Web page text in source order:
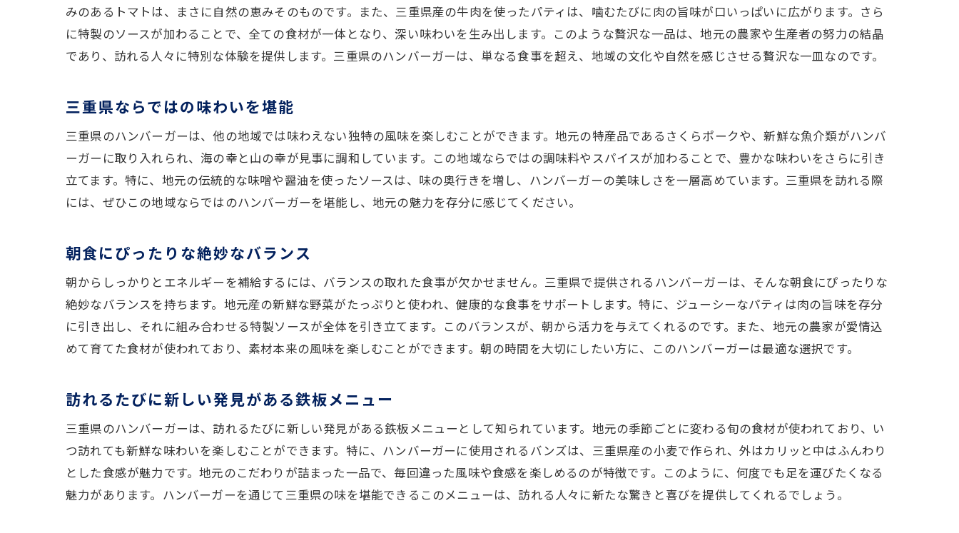
季節ごとの旬の食材を取り入れたメニュー
一度食べたら忘れられない風味の秘密
三重県の風景とともに楽しむ朝食体験
忙しい朝に嬉しい手軽さと満足感
ヘルシーで栄養豊富な地元食材の魅力
肉汁あふれるパティが醍醐味
シンプルだからこそ美味しい、究極の朝食
地元産の野菜と肉の絶妙なハーモニー
子供から大人まで楽しめる優しい味わい
特製ソースが引き立てる三重県ハンバーガーの美味しさ
シェフ自慢の特製ソースの魅力
シンプルなハンバーガーに特別な味わいをプラス
地元の調味料を活かした風味豊かな味
みのあるトマトは、まさに自然の恵みそのものです。また、三重県産の牛肉を使ったパティは、噛むたびに肉の旨味が口いっぱいに広がります。さら
に特製のソースが加わることで、全ての食材が一体となり、深い味わいを生み出します。このような贅沢な一品は、地元の農家や生産者の努力の結晶
であり、訪れる人々に特別な体験を提供します。三重県のハンバーガーは、単なる食事を超え、地域の文化や自然を感じさせる贅沢な一皿なのです。
三重県ならではの味わいを堪能
三重県のハンバーガーは、他の地域では味わえない独特の風味を楽しむことができます。地元の特産品であるさくらポークや、新鮮な魚介類がハンバ
ーガーに取り入れられ、海の幸と山の幸が見事に調和しています。この地域ならではの調味料やスパイスが加わることで、豊かな味わいをさらに引き
立てます。特に、地元の伝統的な味噌や醤油を使ったソースは、味の奥行きを増し、ハンバーガーの美味しさを一層高めています。三重県を訪れる際
には、ぜひこの地域ならではのハンバーガーを堪能し、地元の魅力を存分に感じてください。
朝食にぴったりな絶妙なバランス
朝からしっかりとエネルギーを補給するには、バランスの取れた食事が欠かせません。三重県で提供されるハンバーガーは、そんな朝食にぴったりな
絶妙なバランスを持ちます。地元産の新鮮な野菜がたっぷりと使われ、健康的な食事をサポートします。特に、ジューシーなパティは肉の旨味を存分
に引き出し、それに組み合わせる特製ソースが全体を引き立てます。このバランスが、朝から活力を与えてくれるのです。また、地元の農家が愛情込
めて育てた食材が使われており、素材本来の風味を楽しむことができます。朝の時間を大切にしたい方に、このハンバーガーは最適な選択です。
訪れるたびに新しい発見がある鉄板メニュー
三重県のハンバーガーは、訪れるたびに新しい発見がある鉄板メニューとして知られています。地元の季節ごとに変わる旬の食材が使われており、い
つ訪れても新鮮な味わいを楽しむことができます。特に、ハンバーガーに使用されるバンズは、三重県産の小麦で作られ、外はカリッと中はふんわり
とした食感が魅力です。地元のこだわりが詰まった一品で、毎回違った風味や食感を楽しめるのが特徴です。このように、何度でも足を運びたくなる
魅力があります。ハンバーガーを通じて三重県の味を堪能できるこのメニューは、訪れる人々に新たな驚きと喜びを提供してくれるでしょう。